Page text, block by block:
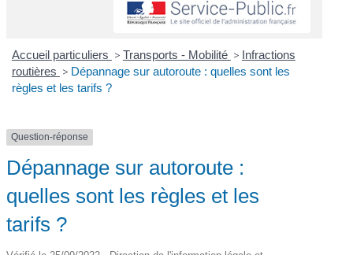
Accueil particuliers > Transports - Mobilité > Infractions
routières > Dépannage sur autoroute : quelles sont les
règles et les tarifs ?
Question-réponse
Dépannage sur autoroute :
quelles sont les règles et les
tarifs ?